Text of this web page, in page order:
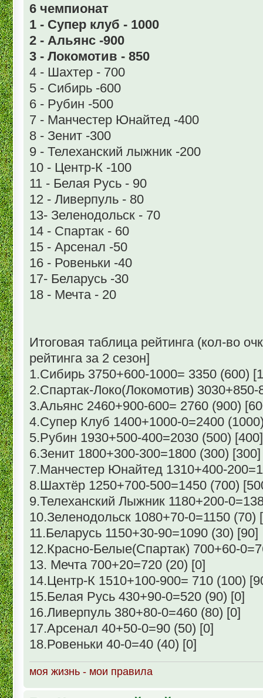
6 чемпионат
1 - Супер клуб - 1000
2 - Альянс -900
3 - Локомотив - 850
4 - Шахтер - 700
5 - Сибирь -600
6 - Рубин -500
7 - Манчестер Юнайтед -400
8 - Зенит -300
9 - Телеханский лыжник -200
10 - Центр-К -100
11 - Белая Русь - 90
12 - Ливерпуль - 80
13- Зеленодольск - 70
14 - Спартак - 60
15 - Арсенал -50
16 - Ровеньки -40
17- Беларусь -30
18 - Мечта - 20
Итоговая таблица рейтинга (кол-во
рейтинга за 2 сезон]
1.Сибирь 3750+600-1000= 3350 (600)
2.Спартак-Локо(Локомотив)
3.Альянс 2460+900-600= 2760 (900)
4.Супер Клуб 1400+1000-0=2400
5.Рубин 1930+500-400=2030 (500) [400]
6.Зенит 1800+300-300=1800 (300) [300]
7.Манчестер Юнайтед 1310+400-
8.Шахтёр 1250+700-500=1450 (700)
9.Телеханский Лыжник 1180+200-
10.Зеленодольск 1080+70-0=1150 (70)
11.Беларусь 1150+30-90=1090 (30) [90]
12.Красно-Белые(Спартак) 700+60-
13. Мечта 700+20=720 (20) [0]
14.Центр-К 1510+100-900= 710 (100)
15.Белая Русь 430+90-0=520 (90) [0]
16.Ливерпуль 380+80-0=460 (80) [0]
17.Арсенал 40+50-0=90 (50) [0]
18.Ровеньки 40-0=40 (40) [0]
моя жизнь - мои правила